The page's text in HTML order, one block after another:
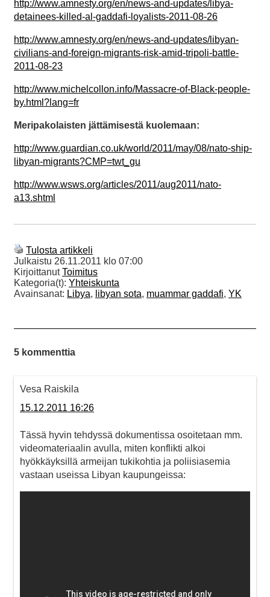
http://www.amnesty.org/en/news-and-updates/libya-
detainees-killed-al-gaddafi-loyalists-2011-08-26
http://www.amnesty.org/en/news-and-updates/libyan-
civilians-and-foreign-migrants-risk-amid-tripoli-battle-
2011-08-23
http://www.michelcollon.info/Massacre-of-Black-people-
by.html?lang=fr
Meripakolaisten jättämisestä kuolemaan:
http://www.guardian.co.uk/world/2011/may/08/nato-ship-
libyan-migrants?CMP=twt_gu
http://www.wsws.org/articles/2011/aug2011/nato-
a13.shtml
Tulosta artikkeli
Julkaistu 26.11.2011 klo 07:00
KirjoittanutToimitus
Kategoria(t): Yhteiskunta
Avainsanat: Libya, libyan sota, muammar gaddafi, YK
5 kommenttia
Vesa Raiskila
15.12.2011 16:26
Tässä hyvin tehdyssä dokumentissa osoitetaan mm.
videomateriaalin avulla, miten konflikti alkoi
hyökkäyksillä armeijan tukikohtia ja poliisiasemia
vastaan useissa Libyan kaupungeissa: